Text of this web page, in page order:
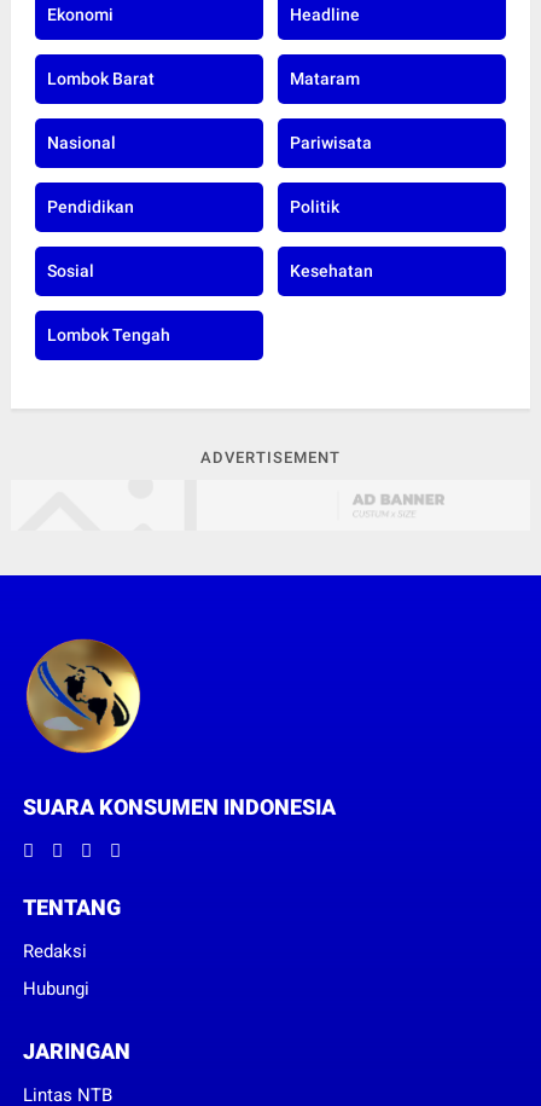
Ekonomi Headline
Lombok Barat Mataram
Nasional Pariwisata
Pendidikan Politik
Sosial Kesehatan
Lombok Tengah
ADVERTISEMENT
SUARA KONSUMEN INDONESIA
TENTANG
Redaksi
Hubungi
JARINGAN
Lintas NTB